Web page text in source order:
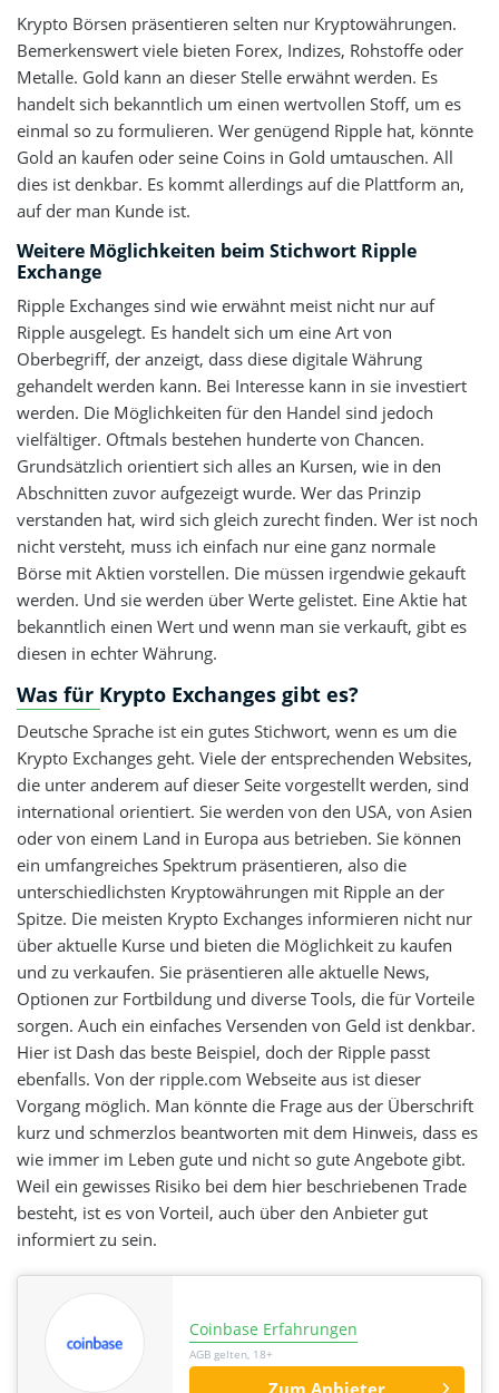
Krypto Börsen präsentieren selten nur Kryptowährungen.
Bemerkenswert viele bieten Forex, Indizes, Rohstoffe oder
Metalle. Gold kann an dieser Stelle erwähnt werden. Es
handelt sich bekanntlich um einen wertvollen Stoff, um es
einmal so zu formulieren. Wer genügend Ripple hat, könnte
Gold an kaufen oder seine Coins in Gold umtauschen. All
dies ist denkbar. Es kommt allerdings auf die Plattform an,
auf der man Kunde ist.
Weitere Möglichkeiten beim Stichwort Ripple
Exchange
Ripple Exchanges sind wie erwähnt meist nicht nur auf
Ripple ausgelegt. Es handelt sich um eine Art von
Oberbegriff, der anzeigt, dass diese digitale Währung
gehandelt werden kann. Bei Interesse kann in sie investiert
werden. Die Möglichkeiten für den Handel sind jedoch
vielfältiger. Oftmals bestehen hunderte von Chancen.
Grundsätzlich orientiert sich alles an Kursen, wie in den
Abschnitten zuvor aufgezeigt wurde. Wer das Prinzip
verstanden hat, wird sich gleich zurecht finden. Wer ist noch
nicht versteht, muss ich einfach nur eine ganz normale
Börse mit Aktien vorstellen. Die müssen irgendwie gekauft
werden. Und sie werden über Werte gelistet. Eine Aktie hat
bekanntlich einen Wert und wenn man sie verkauft, gibt es
diesen in echter Währung.
Was für Krypto Exchanges gibt es?
Deutsche Sprache ist ein gutes Stichwort, wenn es um die
Krypto Exchanges geht. Viele der entsprechenden Websites,
die unter anderem auf dieser Seite vorgestellt werden, sind
international orientiert. Sie werden von den USA, von Asien
oder von einem Land in Europa aus betrieben. Sie können
ein umfangreiches Spektrum präsentieren, also die
unterschiedlichsten Kryptowährungen mit Ripple an der
Spitze. Die meisten Krypto Exchanges informieren nicht nur
über aktuelle Kurse und bieten die Möglichkeit zu kaufen
und zu verkaufen. Sie präsentieren alle aktuelle News,
Optionen zur Fortbildung und diverse Tools, die für Vorteile
sorgen. Auch ein einfaches Versenden von Geld ist denkbar.
Hier ist Dash das beste Beispiel, doch der Ripple passt
ebenfalls. Von der ripple.com Webseite aus ist dieser
Vorgang möglich. Man könnte die Frage aus der Überschrift
kurz und schmerzlos beantworten mit dem Hinweis, dass es
wie immer im Leben gute und nicht so gute Angebote gibt.
Weil ein gewisses Risiko bei dem hier beschriebenen Trade
besteht, ist es von Vorteil, auch über den Anbieter gut
informiert zu sein.
Coinbase Erfahrungen
AGB gelten, 18+